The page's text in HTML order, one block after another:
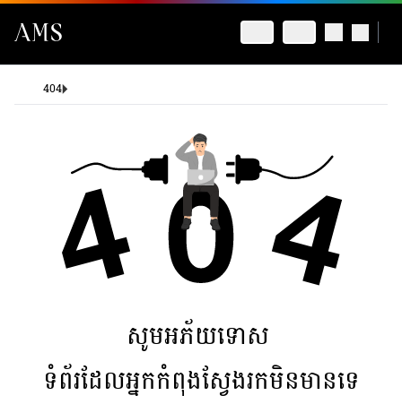
404
សូមអភ័យទោស
ទំព័រដែលអ្នកកំពុងស្វែងរកមិនមានទេ